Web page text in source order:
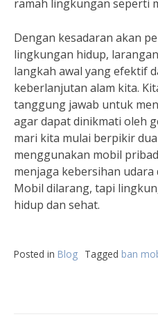
ramah lingkungan seperti
Dengan kesadaran akan
lingkungan hidup,
langkah awal yang efektif
keberlanjutan alam kita.
tanggung jawab untuk
agar dapat dinikmati oleh
mari kita mulai berpikir
menggunakan mobil
menjaga kebersihan
Mobil dilarang, tapi
hidup dan sehat.
Posted in Blog Tagged ban